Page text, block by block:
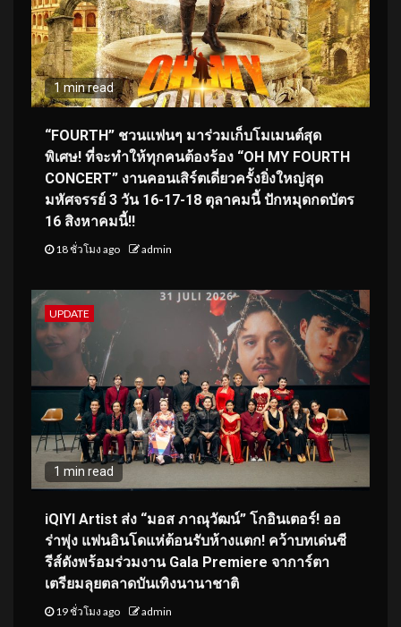
1 min read
“FOURTH” ชวนแฟนๆ มาร่วมเก็บโมเมนต์สุด
พิเศษ! ที่จะทำให้ทุกคนต้องร้อง “OH MY FOURTH
CONCERT” งานคอนเสิร์ตเดี่ยวครั้งยิ่งใหญ่สุด
มหัศจรรย์ 3 วัน 16-17-18 ตุลาคมนี้ ปักหมุดกดบัตร
16 สิงหาคมนี้!!
18 ชั่วโมง ago admin
UPDATE
1 min read
iQIYI Artist ส่ง “มอส ภาณุวัฒน์” โกอินเตอร์! ออ
ร่าพุ่ง แฟนอินโดแห่ต้อนรับห้างแตก! คว้าบทเด่นซี
รีส์ดังพร้อมร่วมงาน Gala Premiere จาการ์ตา
เตรียมลุยตลาดบันเทิงนานาชาติ
19 ชั่วโมง ago admin